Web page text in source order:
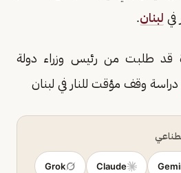
لبنان.
قد طلبت من رئيس وزراء دولة
دراسة وقف مؤقت للنار في لبنان
Claude
Grok